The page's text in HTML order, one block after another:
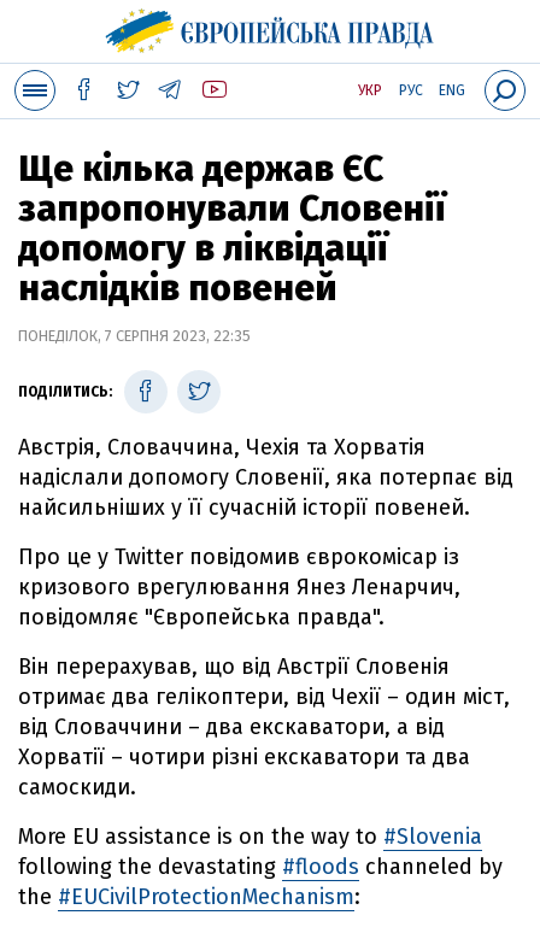
УКР РУС ENG
Ще кілька держав ЄС
запропонували Словенії
допомогу в ліквідації
наслідків повеней
ПОНЕДІЛОК, 7 СЕРПНЯ 2023, 22:35
ПОДІЛИТИСЬ:
Австрія, Словаччина, Чехія та Хорватія
надіслали допомогу Словенії, яка потерпає від
найсильніших у її сучасній історії повеней.
Про це у Twitter повідомив єврокомісар із
кризового врегулювання Янез Ленарчич,
повідомляє "Європейська правда".
Він перерахував, що від Австрії Словенія
отримає два гелікоптери, від Чехії – один міст,
від Словаччини – два екскаватори, а від
Хорватії – чотири різні екскаватори та два
самоскиди.
More EU assistance is on the way to #Slovenia
following the devastating #floods channeled by
the #EUCivilProtectionMechanism: